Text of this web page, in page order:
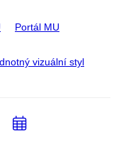
Portál MU
vizuální styl
Přidat